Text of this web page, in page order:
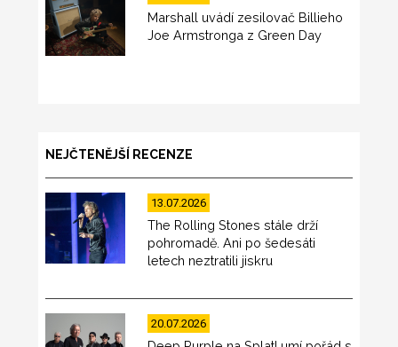
Marshall uvádí zesilovač Billieho
Joe Armstronga z Green Day
NEJČTENĚJŠÍ RECENZE
13.07.2026
The Rolling Stones stále drží
pohromadě. Ani po šedesáti
letech neztratili jiskru
20.07.2026